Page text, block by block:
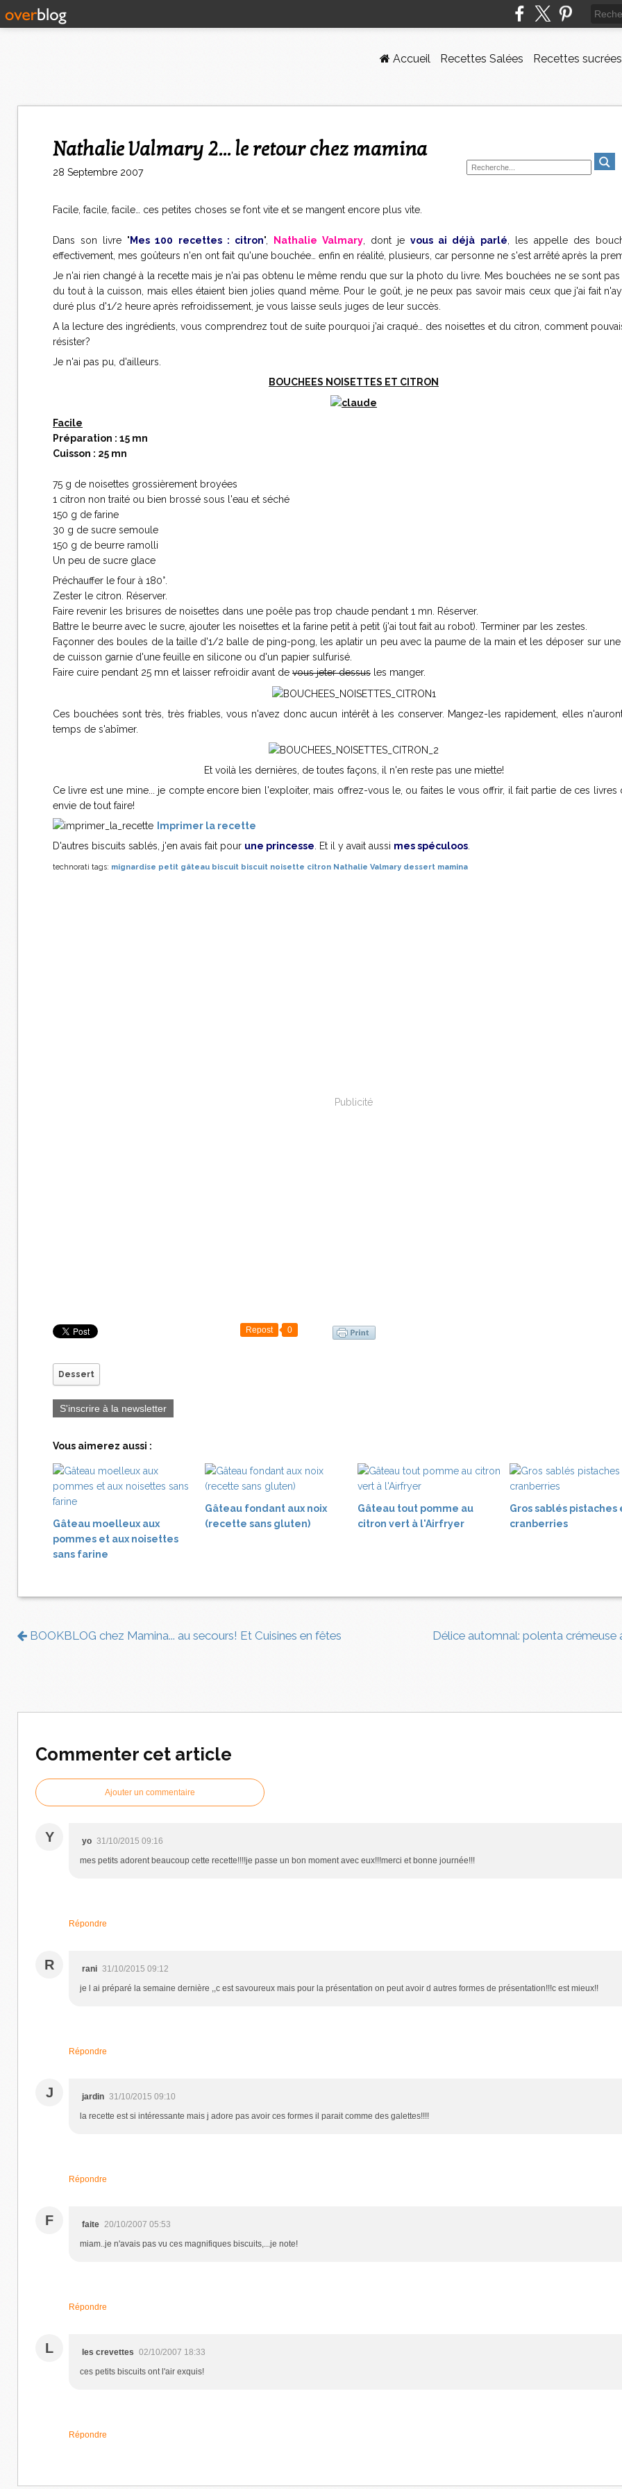
Accueil Recettes Salées Recettes sucrées
Nathalie Valmary 2... le retour chez mamina
28 Septembre 2007
Facile, facile, facile… ces petites choses se font vite et se mangent encore plus vite.
Dans son livre " Mes 100 recettes : citron", Nathalie Valmary, dont jevous ai déjà parlé , les appelle des
effectivement, mes goûteurs n'en ont fait qu'une bouchée… enfin en réalité, plusieurs, car personne ne s'est arrêté après la
Je n'ai rien changé à la recette mais je n'ai pas obtenu le même rendu que sur la photo du livre. Mes bouchées ne se sont pas
du tout à la cuisson, mais elles étaient bien jolies quand même. Pour le goût, je ne peux pas savoir mais ceux que j'ai fait
duré plus d'1/2 heure après refroidissement, je vous laisse seuls juges de leur succès.
A la lecture des ingrédients, vous comprendrez tout de suite pourquoi j'ai craqué… des noisettes et du citron, comment
résister?
Je n'ai pas pu, d'ailleurs.
BOUCHEES NOISETTES ET CITRON
Facile
Préparation : 15 mn
Cuisson : 25 mn
75 g de noisettes grossièrement broyées
1 citron non traité ou bien brossé sous l'eau et séché
150 g de farine
30 g de sucre semoule
150 g de beurre ramolli
Un peu de sucre glace
Préchauffer le four à 180°.
Zester le citron. Réserver.
Faire revenir les brisures de noisettes dans une poêle pas trop chaude pendant 1 mn. Réserver.
Battre le beurre avec le sucre, ajouter les noisettes et la farine petit à petit (j'ai tout fait au robot). Terminer par les zestes.
Façonner des boules de la taille d'1/2 balle de ping-pong, les aplatir un peu avec la paume de la main et les déposer sur
de cuisson garnie d'une feuille en silicone ou d'un papier sulfurisé.
Faire cuire pendant 25 mn et laisser refroidir avant de vous jeter dessus les manger.
Ces bouchées sont très, très friables, vous n'avez donc aucun intérêt à les conserver. Mangez-les rapidement, elles
temps de s'abîmer.
Et voilà les dernières, de toutes façons, il n'en reste pas une miette!
Ce livre est une mine... je compte encore bien l'exploiter, mais offrez-vous le, ou faites le vous offrir, il fait partie de ces livres
envie de tout faire!
Imprimer la recette
D'autres biscuits sablés, j'en avais fait pour une princesse . Et il y avait aussi mes spéculoos
technorati tags: mignardise petit gâteau biscuit biscuit noisette citron Nathalie Valmary dessert mamina
Publicité
Repost 0
Dessert
S'inscrire à la newsletter
Vous aimerez aussi :
Gâteau moelleux aux
pommes et aux noisettes
sans farine
Gâteau fondant aux noix
(recette sans gluten)
Gâteau tout pomme au
citron vert à l'Airfryer
Gros sablés pistaches
cranberries
BOOKBLOG chez Mamina... au secours! Et Cuisines en fêtes Délice automnal: polenta crémeuse
Commenter cet article
Ajouter un commentaire
Y yo 31/10/2015 09:16
mes petits adorent beaucoup cette recette!!!!je passe un bon moment avec eux!!!merci et bonne journée!!!
Répondre
R rani 31/10/2015 09:12
je l ai préparé la semaine dernière ,,c est savoureux mais pour la présentation on peut avoir d autres formes de présentation!!!c est mieux!!
Répondre
J jardin 31/10/2015 09:10
la recette est si intéressante mais j adore pas avoir ces formes il parait comme des galettes!!!!
Répondre
F faite 20/10/2007 05:53
miam..je n'avais pas vu ces magnifiques biscuits,...je note!
Répondre
L les crevettes 02/10/2007 18:33
ces petits biscuits ont l'air exquis!
Répondre